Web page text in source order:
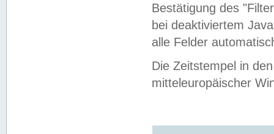
Bestätigung des
bei deaktiviertem
alle Felder
Die Zeitstempel in
mitteleuropäischer